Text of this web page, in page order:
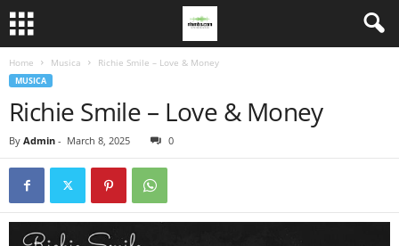
Home Musica Richie Smile – Love & Money
MUSICA
Richie Smile – Love & Money
By Admin - March 8, 2025 0